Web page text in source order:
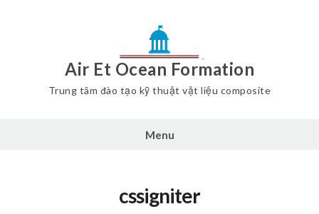
Air Et Ocean Formation
Trung tâm đào tạo kỹ thuật vật liệu composite
Menu
cssigniter